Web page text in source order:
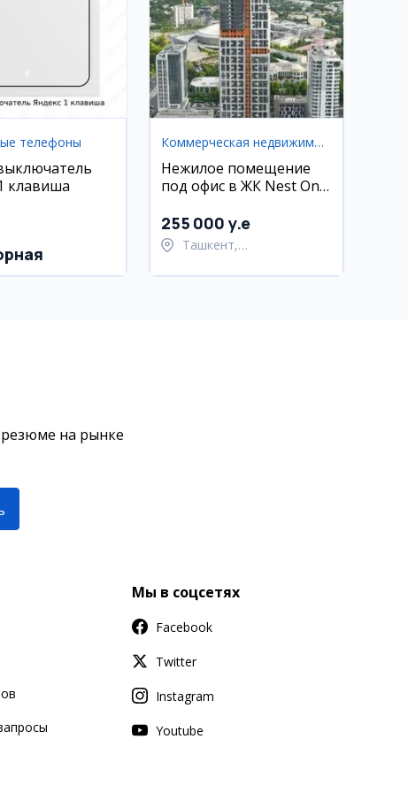
телефоны
клавиша
Коммерческая недвижимость
Нежилое помещение
под офис в ЖК Nest One
56 кв.м
255 000 y.e
Ташкент,
резюме на рынке
Мы в соцсетях
Facebook
Twitter
Instagram
Youtube